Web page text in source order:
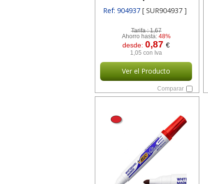
Ref: 904937 [ SUR904937 ]
Tarifa :1,67
Ahorro hasta: 48%
desde:0,87€
1,05 con Iva
Ver el Producto
Comparar